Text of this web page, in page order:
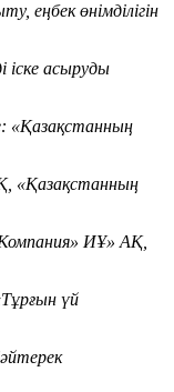
еңбек өнімділігін
асыруды
«Қазақстанның
«Қазақстанның
ИҰ» АҚ,
үй